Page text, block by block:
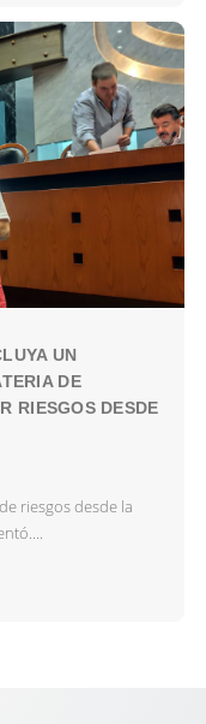
UN
DE
RIESGOS DESDE
riesgos desde la